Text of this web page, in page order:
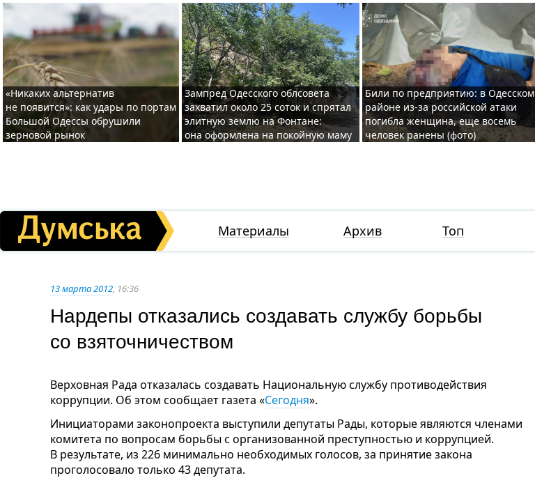
«Никаких альтернатив
не появится»: как удары по портам
Большой Одессы обрушили
зерновой рынок
Зампред Одесского облсовета
захватил около 25 соток и спрятал
элитную землю на Фонтане:
она оформлена на покойную маму
Били по предприятию: в Одесском
районе из-за российской атаки
погибла женщина, еще восемь
человек ранены (фото)
Материалы Архив Топ
13 марта 2012, 16:36
Нардепы отказались создавать службу борьбы
со взяточничеством
Верховная Рада отказалась создавать Национальную службу противодействия
коррупции. Об этом сообщает газета «Сегодня».
Инициаторами законопроекта выступили депутаты Рады, которые являются членами
комитета по вопросам борьбы с организованной преступностью и коррупцией.
В результате, из 226 минимально необходимых голосов, за принятие закона
проголосовало только 43 депутата.